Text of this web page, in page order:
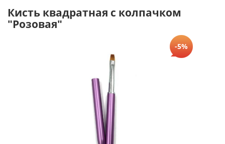
Пилки
Кисть квадратная с колпачком
"Розовая"
-5%